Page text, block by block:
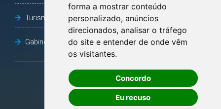
forma a mostrar conteúdo
personalizado, anúncios
direcionados, analisar o tráfego
do site e entender de onde vêm
os visitantes.
Concordo
Eu recuso
Turismo, Desporto e Cultura
Gabinete Vice-Prefeito
OUVIDORIA